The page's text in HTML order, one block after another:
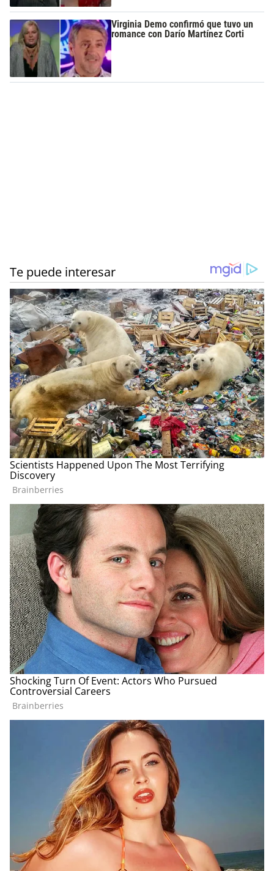
Virginia Demo confirmó que tuvo un
romance con Darío Martínez Corti